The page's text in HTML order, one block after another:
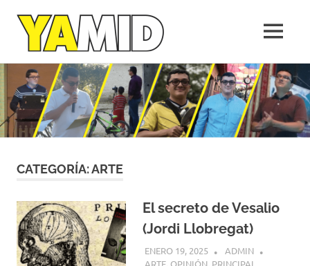
Saltar
al
contenido
López
una
empresa
de
la
gente
MENÚ
CATEGORÍA:ARTE
El secreto de Vesalio
(Jordi Llobregat)
ENERO 19, 2025
ADMIN
ARTE, OPINIÓN, PRINCIPAL